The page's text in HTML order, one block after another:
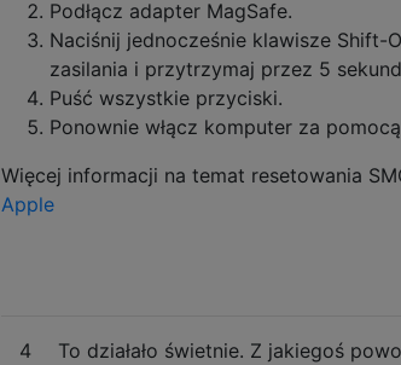
Podłącz adapter MagSafe.
Naciśnij jednocześnie klawisze
zasilania i przytrzymaj przez 5
Puść wszystkie przyciski.
Ponownie włącz komputer za
Więcej informacji na temat resetowania
Apple
4
To działało świetnie. Z jakiegoś